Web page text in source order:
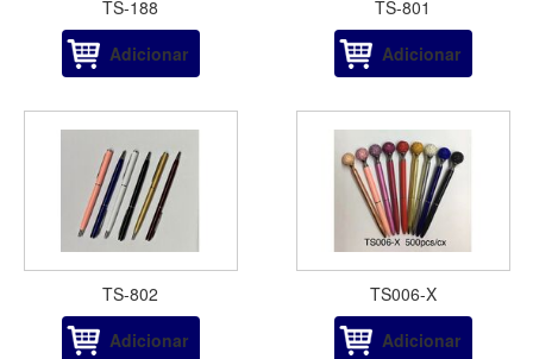
TS-188
Adicionar
TS-801
Adicionar
TS-802
Adicionar
TS006-X
Adicionar